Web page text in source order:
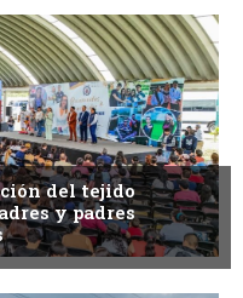
del tejido
y padres